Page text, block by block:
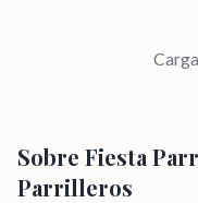
Sobre Fiesta
Parrilleros